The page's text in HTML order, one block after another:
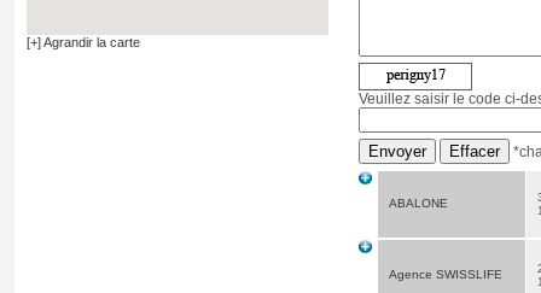
[+] Agrandir la carte
Veuillez saisir le code ci-
ABALONE
Agence SWISSLIFE